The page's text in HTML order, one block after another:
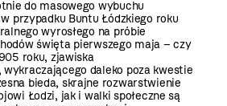
do masowego wybuchu
przypadku Buntu Łódzkiego roku
wyrosłego na próbie
święta pierwszego maja – czy
roku, zjawiska
daleko poza kwestie
bieda, skrajne rozwarstwienie
Łodzi, jak i walki społeczne są